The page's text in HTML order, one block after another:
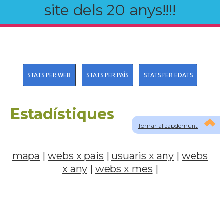
site dels 20 anys!!!!
Tornar al capdemunt
STATS PER WEB STATS PER PAÍS STATS PER EDATS
Estadístiques
mapa | webs x pais | usuaris x any | webs
x any| webs x mes |